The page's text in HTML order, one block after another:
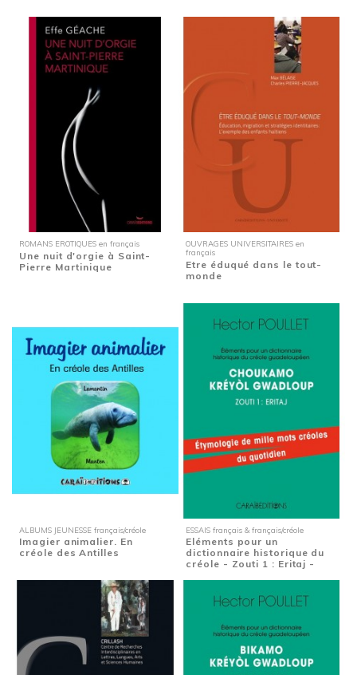
ROMANS EROTIQUES en français
Une nuit d'orgie à Saint-
Pierre Martinique
OUVRAGES UNIVERSITAIRES en
français
Etre éduqué dans le tout-
monde
ALBUMS JEUNESSE français/créole
Imagier animalier. En
créole des Antilles
ESSAIS français & français/créole
Eléments pour un
dictionnaire historique du
créole - Zouti 1 : Eritaj -